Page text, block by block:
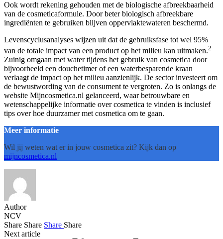
Ook wordt rekening gehouden met de biologische afbreekbaarheid
van de cosmeticaformule. Door beter biologisch afbreekbare
ingrediënten te gebruiken blijven oppervlaktewateren beschermd.
Levenscyclusanalyses wijzen uit dat de gebruiksfase tot wel 95%
van de totale impact van een product op het milieu kan uitmaken.2
Zuinig omgaan met water tijdens het gebruik van cosmetica door
bijvoorbeeld een douchetimer of een waterbesparende kraan
verlaagt de impact op het milieu aanzienlijk. De sector investeert om
de bewustwording van de consument te vergroten. Zo is onlangs de
website Mijncosmetica.nl gelanceerd, waar betrouwbare en
wetenschappelijke informatie over cosmetica te vinden is inclusief
tips over hoe duurzamer met cosmetica om te gaan.
Meer informatie
Wil jij weten wat er in jouw cosmetica zit? Kijk dan op
mijncosmetica.nl
Author
NCV
Share Share Share Share
Next article